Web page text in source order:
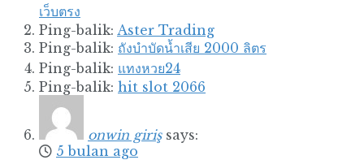
เว็บตรง
Ping-balik: Aster Trading
Ping-balik: ถังบำบัดน้ำเสีย 2000 ลิตร
Ping-balik: แทงหวย24
Ping-balik: hit slot 2066
onwin giriş says:
5 bulan ago